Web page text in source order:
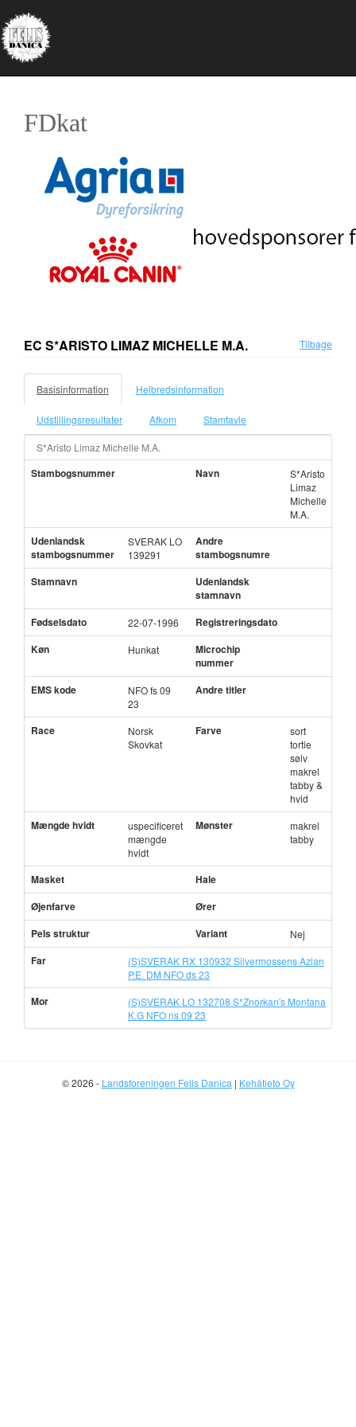
FDkat
EC S*ARISTO LIMAZ MICHELLE M.A. Tilbage
Basisinformation Helbredsinformation
Udstillingsresultater Afkom Stamtavle
S*Aristo Limaz Michelle M.A.
Stambogsnummer Navn
S*Aristo
Limaz
Michelle
M.A.
Udenlandsk
stambogsnummer
SVERAK LO
139291
Andre
stambogsnumre
Stamnavn
Udenlandsk
stamnavn
Fødselsdato
22-07-1996
Registreringsdato
Køn
Hunkat
Microchip
nummer
EMS kode
NFO fs 09
23
Andre titler
Race
Norsk
Skovkat
Farve
sort
tortie
sølv
makrel
tabby &
hvid
Mængde hvidt
uspecificeret
mængde
hvidt
Mønster
makrel
tabby
Masket
Hale
Øjenfarve
Ører
Pels struktur
Variant Nej
Far
(S)SVERAK RX 130932 Silvermossens Azlan
P.E. DM NFO ds 23
Mor
(S)SVERAK LO 132708 S*Znorkan's Montana
K.G NFO ns 09 23
© 2026 - Landsforeningen Felis Danica | Kehätieto Oy